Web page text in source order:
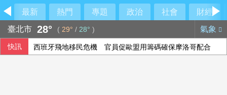
最新 熱門 專題 政治 社會
財經
臺北市 28° ( 29° / 28° ) 氣象
快訊 西班牙飛地移民危機 官員促歐盟用籌碼確保摩洛哥配合